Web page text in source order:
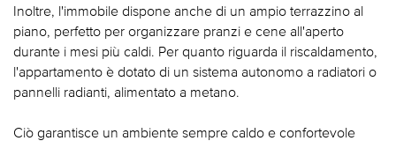
Inoltre, l'immobile dispone anche di un ampio terrazzino al
piano, perfetto per organizzare pranzi e cene all'aperto
durante i mesi più caldi. Per quanto riguarda il riscaldamento,
l'appartamento è dotato di un sistema autonomo a radiatori o
pannelli radianti, alimentato a metano.
Ciò garantisce un ambiente sempre caldo e confortevole